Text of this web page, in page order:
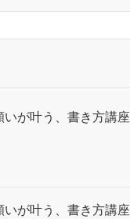
いが叶う、書き方講座
いが叶う、書き方講座